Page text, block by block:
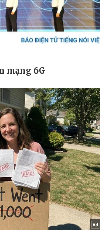
Ô tô - Xe máy
Xe máy
Tư vấn